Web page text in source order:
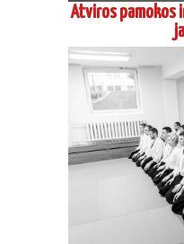
Atviros pamokos